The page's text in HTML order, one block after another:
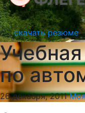
скачать резюме
по
26 декабря, 2011